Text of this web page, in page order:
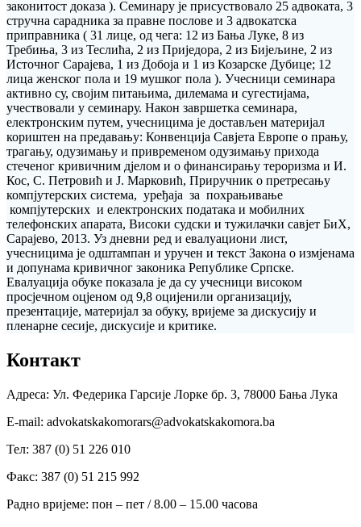
законитост доказа ). Семинару је присуствовало 25 адвоката, 3
стручна сарадника за правне послове и 3 адвокатска
приправника ( 31 лице, од чега: 12 из Бања Луке, 8 из
Требиња, 3 из Теслића, 2 из Приједора, 2 из Бијељине, 2 из
Источног Сарајева, 1 из Добоја и 1 из Козарске Дубице; 12
лица женског пола и 19 мушког пола ). Учесници семинара
активно су, својим питањима, дилемама и сугестијама,
учествовали у семинару. Након завршетка семинара,
електронским путем, учесницима је достављен материјал
кориштен на предавању: Конвенција Савјета Европе о прању,
трагању, одузимању и привременом одузимању прихода
стеченог кривичним дјелом и о финансирању тероризма и И.
Кос, С. Петровић и Ј. Марковић, Приручник о претресању
компјутерских система, уређаја за похрањивање
компјутерских и електронских података и мобилних
телефонских апарата, Високи судски и тужилачки савјет БиХ,
Сарајево, 2013. Уз дневни ред и евалуациони лист,
учесницима је одштампан и уручен и текст Закона о измјенама
и допунама кривичног законика Републике Српске.
Евалуација обуке показала је да су учесници високом
просјечном оцјеном од 9,8 оцијенили организацију,
презентације, материјал за обуку, вријеме за дискусију и
пленарне сесије, дискусије и критике.
Контакт
Адреса: Ул. Федерика Гарсије Лорке бр. 3, 78000 Бања Лука
Е-mail: advokatskakomorars@advokatskakomora.ba
Тел: 387 (0) 51 226 010
Факс: 387 (0) 51 215 992
Радно вријеме: пон – пет / 8.00 – 15.00 часова